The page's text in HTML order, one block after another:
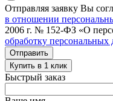
Отправляя заявку Вы
в отношении
2006 г. № 152-ФЗ «О
обработку персональных
Отправить
Купить в 1 клик
Быстрый заказ